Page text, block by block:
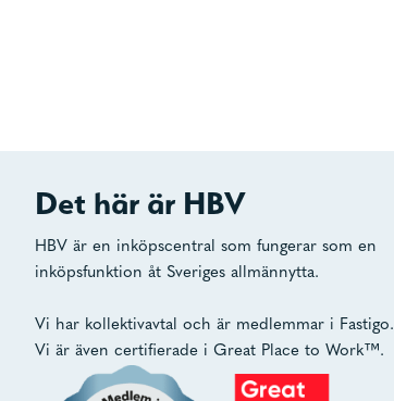
Det här är HBV
HBV är en inköpscentral som fungerar som en
inköpsfunktion åt Sveriges allmännytta.
Vi har kollektivavtal och är medlemmar i Fastigo.
Vi är även certifierade i Great Place to Work™.